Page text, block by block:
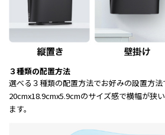
３種類の配置方法
選べる３種類の配置方法でお好みの設置方
20cmx18.9cmx5.9cmのサイズ感で横幅が狭
ます。